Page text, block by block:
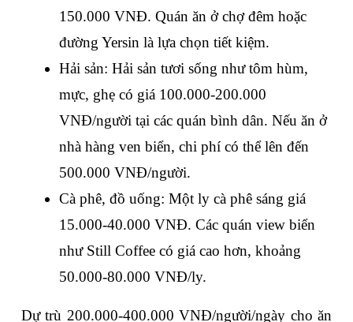
150.000 VNĐ. Quán ăn ở chợ đêm hoặc
đường Yersin là lựa chọn tiết kiệm.
Hải sản: Hải sản tươi sống như tôm hùm,
mực, ghẹ có giá 100.000-200.000
VNĐ/người tại các quán bình dân. Nếu ăn ở
nhà hàng ven biển, chi phí có thể lên đến
500.000 VNĐ/người.
Cà phê, đồ uống: Một ly cà phê sáng giá
15.000-40.000 VNĐ. Các quán view biển
như Still Coffee có giá cao hơn, khoảng
50.000-80.000 VNĐ/ly.
Dự trù 200.000-400.000 VNĐ/người/ngày cho ăn